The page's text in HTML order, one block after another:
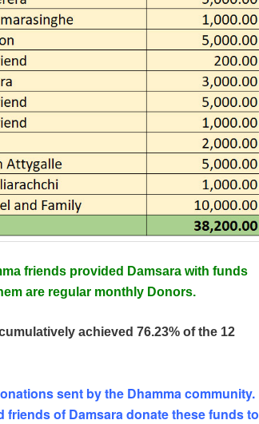
friends provided Damsara with funds
are regular monthly Donors.
achieved 76.23% of the 12
sent by the Dhamma community.
friends of Damsara donate these funds to